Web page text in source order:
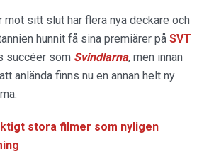
mot sitt slut har flera nya deckare och
hunnit få sina premiärer på SVT
succéer som Svindlarna, men innan
anlända finns nu en annan helt ny
stora filmer som nyligen